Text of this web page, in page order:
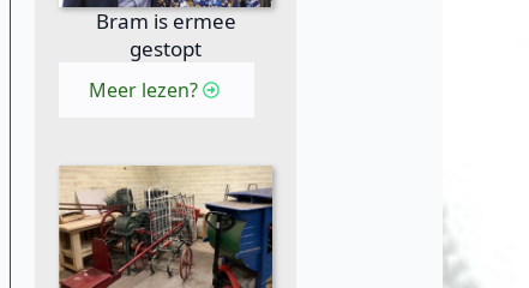
Bram is ermee
gestopt
Meer lezen?